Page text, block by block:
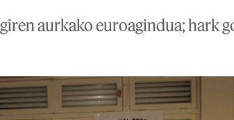
aurkako euroagindua; hark